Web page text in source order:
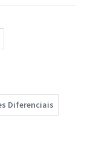
Diferenciais